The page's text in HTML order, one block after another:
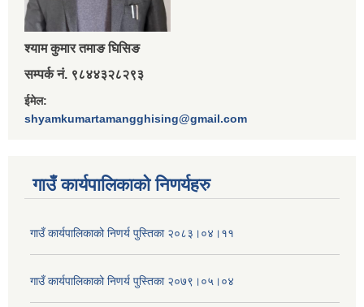
श्‍याम कुमार तमाङ घिसिङ
सम्पर्क नं. ९८४४३२८२९३
ईमेल:
shyamkumartamangghising@gmail.com
गाउँ कार्यपालिकाकाे निणर्यहरु
गाउँ कार्यपालिकाको निणर्य पुस्तिका २०८३।०४।११
गाउँ कार्यपालिकाको निणर्य पुस्तिका २०७९।०५।०४